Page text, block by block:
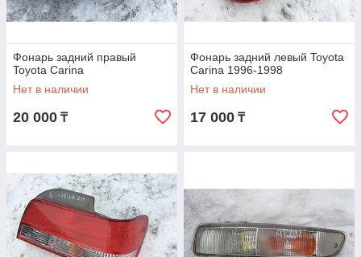
Фонарь задний правый
Toyota Carina
Нет в наличии
20 000 ₸
Фонарь задний левый Toyota
Carina 1996-1998
Нет в наличии
17 000 ₸